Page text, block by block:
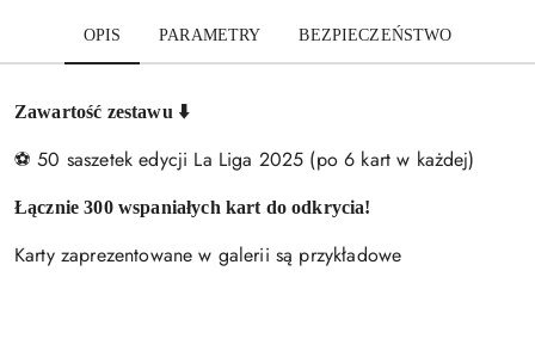
OPIS PARAMETRY BEZPIECZEŃSTWO
Zawartość zestawu ⬇️
⚽ 50 saszetek edycji La Liga 2025 (po 6 kart w każdej)
Łącznie 300 wspaniałych kart do odkrycia!
Karty zaprezentowane w galerii są przykładowe